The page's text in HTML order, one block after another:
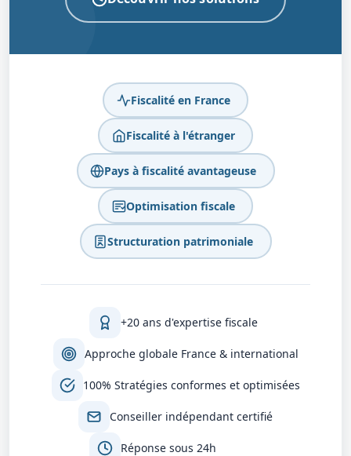
Fiscalité en France
Fiscalité à l'étranger
Pays à fiscalité avantageuse
Optimisation fiscale
Structuration patrimoniale
+20 ans d'expertise fiscale
Approche globale France & international
100% Stratégies conformes et optimisées
Conseiller indépendant certifié
Réponse sous 24h